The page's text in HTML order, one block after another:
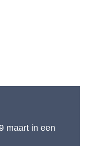
maart in een